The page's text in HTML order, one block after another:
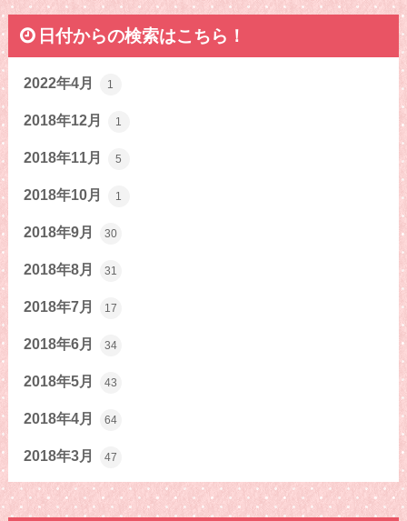
日付からの検索はこちら！
2022年4月 1
2018年12月 1
2018年11月 5
2018年10月 1
2018年9月 30
2018年8月 31
2018年7月 17
2018年6月 34
2018年5月 43
2018年4月 64
2018年3月 47